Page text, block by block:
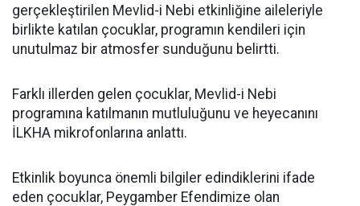
gerçekleştirilen Mevlid-i Nebi etkinliğine aileleriyle
birlikte katılan çocuklar, programın kendileri için
unutulmaz bir atmosfer sunduğunu belirtti.
Farklı illerden gelen çocuklar, Mevlid-i Nebi
programına katılmanın mutluluğunu ve heyecanını
İLKHA mikrofonlarına anlattı.
Etkinlik boyunca önemli bilgiler edindiklerini ifade
eden çocuklar, Peygamber Efendimize olan